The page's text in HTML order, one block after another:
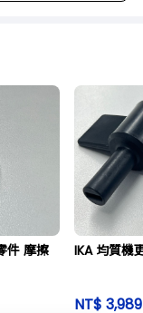
件 摩擦
IKA 均質機
NT$